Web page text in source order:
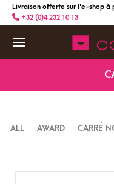
Livraison offerte sur l'e-shop à
+32 (0)4 232 10 13
ALL AWARD CARRÉ